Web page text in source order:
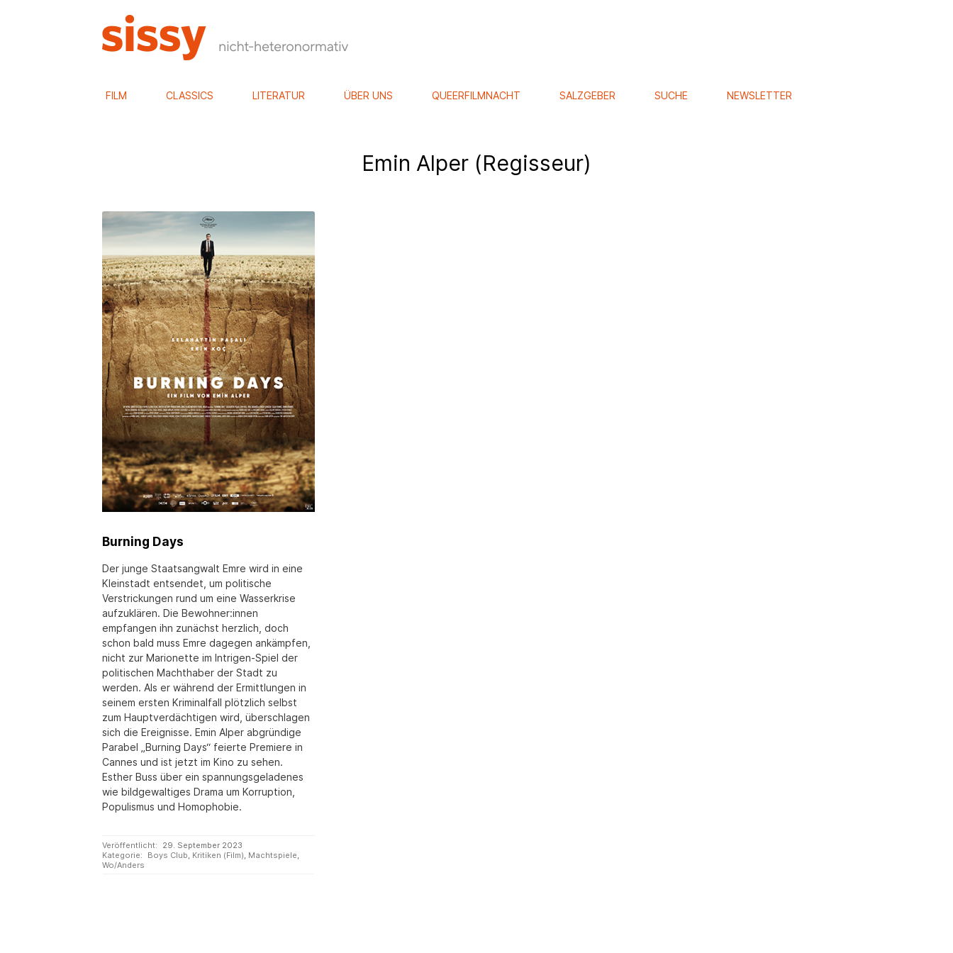
FILM CLASSICS LITERATUR ÜBER UNS QUEERFILMNACHT SALZGEBER SUCHE NEWSLETTER
Emin Alper (Regisseur)
Burning Days
Der junge Staatsangwalt Emre wird in eine
Kleinstadt entsendet, um politische
Verstrickungen rund um eine Wasserkrise
aufzuklären. Die Bewohner:innen
empfangen ihn zunächst herzlich, doch
schon bald muss Emre dagegen ankämpfen,
nicht zur Marionette im Intrigen-Spiel der
politischen Machthaber der Stadt zu
werden. Als er während der Ermittlungen in
seinem ersten Kriminalfall plötzlich selbst
zum Hauptverdächtigen wird, überschlagen
sich die Ereignisse. Emin Alper abgründige
Parabel „Burning Days“ feierte Premiere in
Cannes und ist jetzt im Kino zu sehen.
Esther Buss über ein spannungsgeladenes
wie bildgewaltiges Drama um Korruption,
Populismus und Homophobie.
Veröffentlicht:
29. September 2023
Kategorie:
Boys Club Kritiken (Film) Machtspiele
Wo/Anders